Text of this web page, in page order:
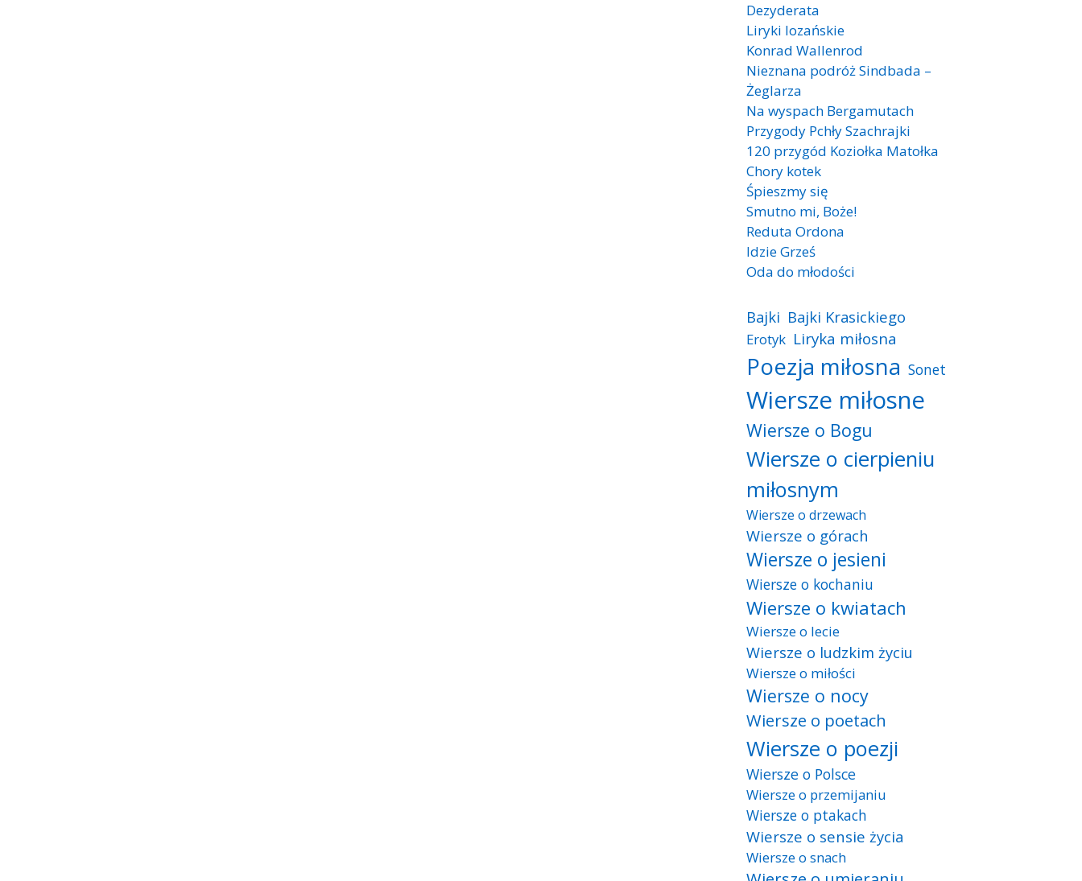
Dezyderata
Liryki lozańskie
Konrad Wallenrod
Nieznana podróż Sindbada –
Żeglarza
Na wyspach Bergamutach
Przygody Pchły Szachrajki
120 przygód Koziołka Matołka
Chory kotek
Śpieszmy się
Smutno mi, Boże!
Reduta Ordona
Idzie Grześ
Oda do młodości
Bajki Bajki Krasickiego
Erotyk Liryka miłosna
Poezja miłosna Sonet
Wiersze miłosne
Wiersze o Bogu
Wiersze o cierpieniu
miłosnym
Wiersze o drzewach
Wiersze o górach
Wiersze o jesieni
Wiersze o kochaniu
Wiersze o kwiatach
Wiersze o lecie
Wiersze o ludzkim życiu
Wiersze o miłości
Wiersze o nocy
Wiersze o poetach
Wiersze o poezji
Wiersze o Polsce
Wiersze o przemijaniu
Wiersze o ptakach
Wiersze o sensie życia
Wiersze o snach